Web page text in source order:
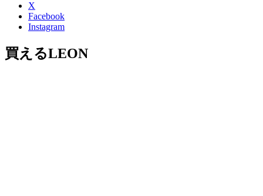
X
Facebook
Instagram
買えるLEON